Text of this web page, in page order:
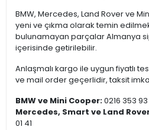
BMW, Mercedes, Land Rover ve
yeni ve çıkma olarak temin
bulunamayan parçalar Almanya
içerisinde getirilebilir.
Anlaşmalı kargo ile uygun fiyatlı
ve mail order geçerlidir, taksit
BMW ve Mini Cooper:0216 353
Mercedes, Smart ve Land
01 41